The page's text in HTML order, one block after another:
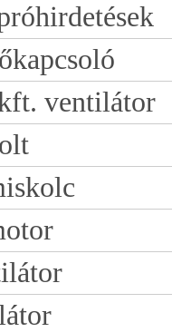
ventilátor